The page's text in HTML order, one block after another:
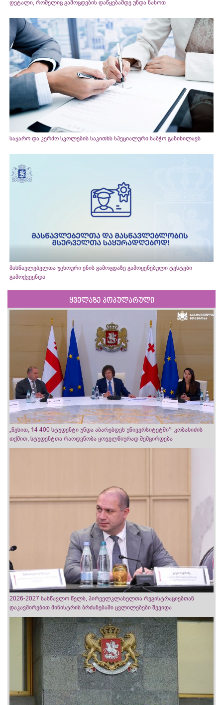
დეტალი, რომელიც გამოცდების დაწყებამდე უნდა ნახოთ
საჯარო და კერძო სკოლების საკითხს სპეციალური საბჭო განიხილავს
მასწავლებელთა უცხოური ენის გამოცდაზე გამოყენებული ტესტები
გამოქვეყნდა
ყველაზე პოპულარული
„წესით, 14 400 სტუდენტი უნდა აბარებდეს უნივერსიტეტში“- კობახიძის
თქმით, სტუდენტთა რაოდენობა ყოველწიურად შემცირდება
2026-2027 სასწავლო წელს, პირველკლასელთა რეგისტრაციებთან
დაკავშირებით მინისტრის ბრძანებაში ცვლილებები შევიდა